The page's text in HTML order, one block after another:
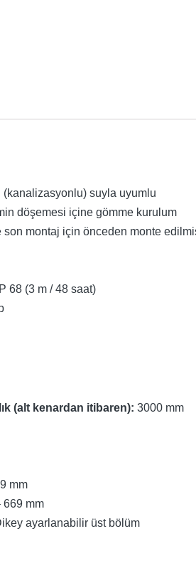
(kanalizasyonlu) suyla uyumlu
döşemesi içine gömme kurulum
son montaj için önceden monte
68 (3 m / 48 saat)
(alt kenardan itibaren): 3000 mm
9 mm
669 mm
ayarlanabilir üst bölüm